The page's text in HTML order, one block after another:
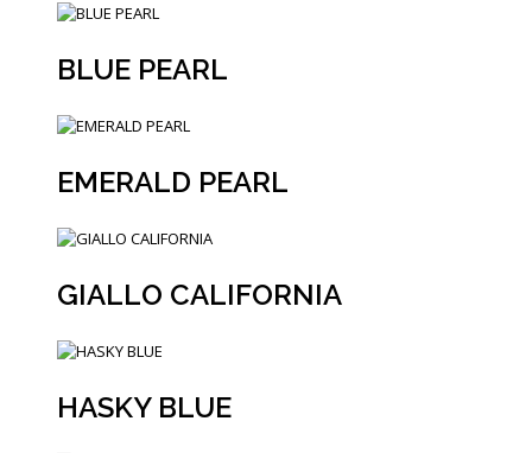
BLUE PEARL
EMERALD PEARL
GIALLO CALIFORNIA
HASKY BLUE